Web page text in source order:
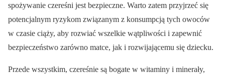
spożywanie czereśni jest bezpieczne. Warto zatem przyjrzeć się
potencjalnym ryzykom związanym z konsumpcją tych owoców
w czasie ciąży, aby rozwiać wszelkie wątpliwości i zapewnić
bezpieczeństwo zarówno matce, jak i rozwijającemu się dziecku.
Przede wszystkim, czereśnie są bogate w witaminy i minerały,